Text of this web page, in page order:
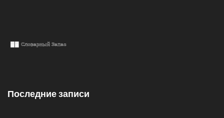
Последние записи